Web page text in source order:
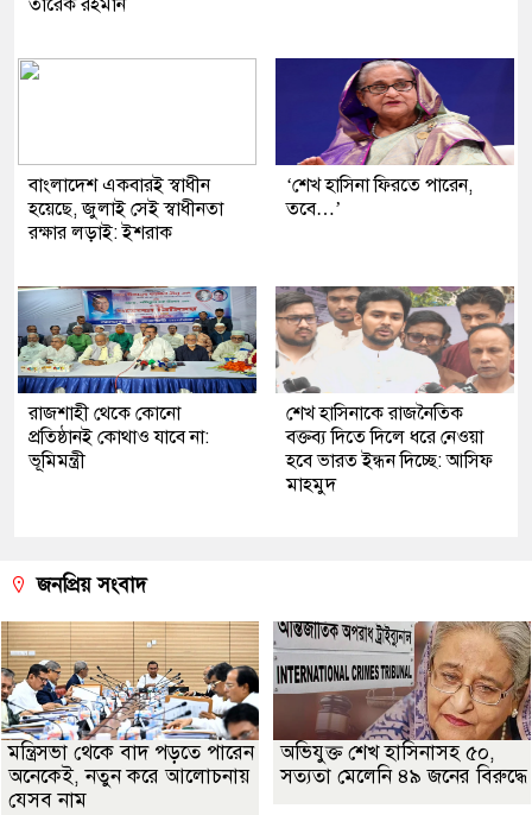
তারেক রহমান
বাংলাদেশ একবারই স্বাধীন
হয়েছে, জুলাই সেই স্বাধীনতা
রক্ষার লড়াই: ইশরাক
‘শেখ হাসিনা ফিরতে পারেন,
তবে…’
রাজশাহী থেকে কোনো
প্রতিষ্ঠানই কোথাও যাবে না:
ভূমিমন্ত্রী
শেখ হাসিনাকে রাজনৈতিক
বক্তব্য দিতে দিলে ধরে নেওয়া
হবে ভারত ইন্ধন দিচ্ছে: আসিফ
মাহমুদ
জনপ্রিয় সংবাদ
মন্ত্রিসভা থেকে বাদ পড়তে পারেন
অনেকেই, নতুন করে আলোচনায়
যেসব নাম
অভিযুক্ত শেখ হাসিনাসহ ৫০,
সত্যতা মেলেনি ৪৯ জনের বিরুদ্ধে